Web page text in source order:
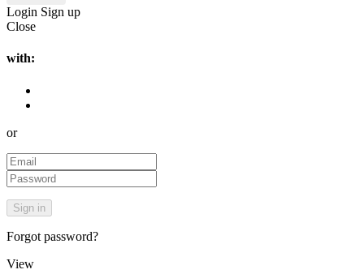
Login Sign up
Close
with:
or
Forgot password?
View